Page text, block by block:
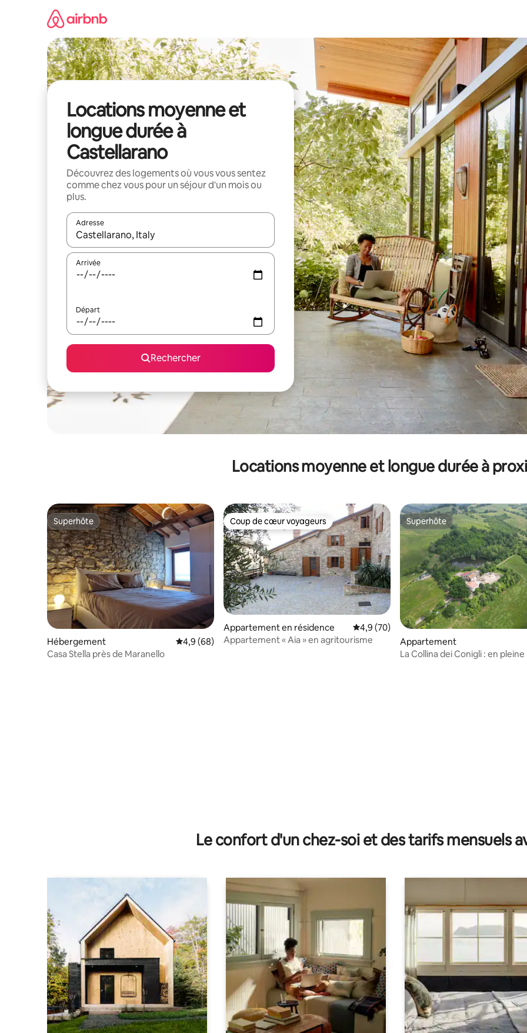
Locations moyenne et
longue durée à
Castellarano
Découvrez des logements où vous vous sentez
comme chez vous pour un séjour d'un mois ou
plus.
Adresse
Lorsque les résultats s'affichent, utilisez les flèches vers le haut et vers le bas pour les parcourir ou en appuyant et en
Arrivée
Départ
Rechercher
Locations moyenne et longue durée à
Superhôte
Superhôte
Hébergement Évaluation moyenne sur la base de 68 commentaires : 4,9 sur 5
4,9 (68)
Casa Stella près de Maranello
Coup de cœur voyageurs
Coup de cœur voyageurs
Appartement en résidence Évaluation moyenne sur la base de 70
4,9 (70)
Appartement « Aia » en agritourisme
Superhôte
Superhôte
Appartement
La Collina dei Conigli : en
Le confort d'un chez-soi et des tarifs mensuels